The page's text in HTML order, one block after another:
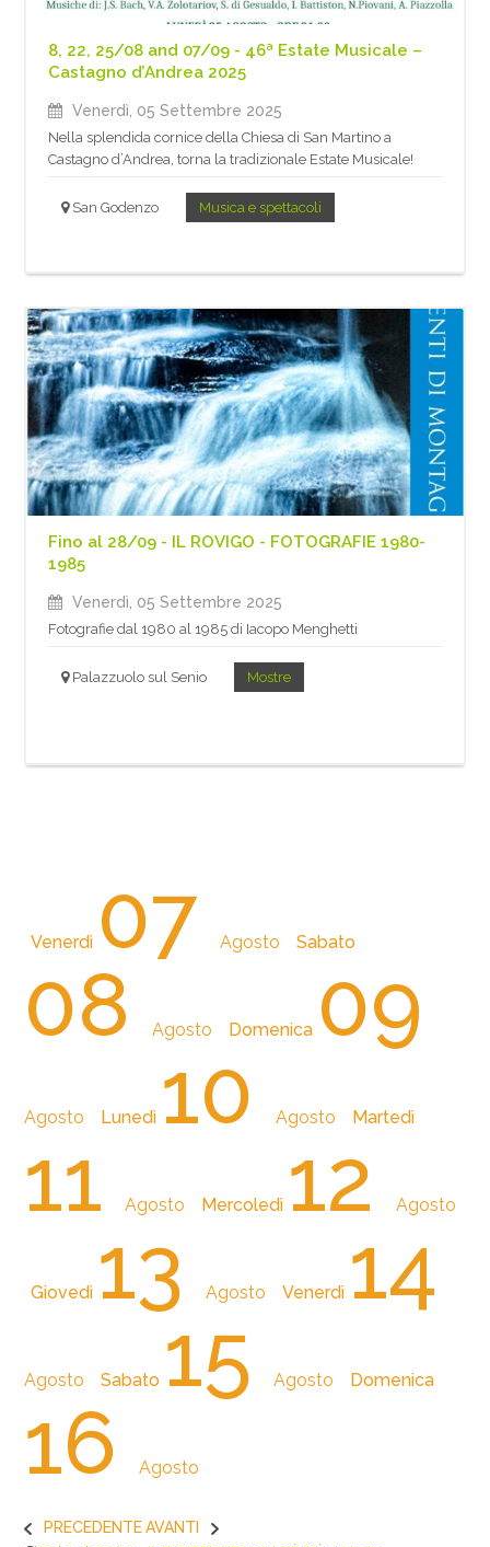
8, 22, 25/08 and 07/09 - 46ª Estate Musicale –
Castagno d’Andrea 2025
Venerdì, 05 Settembre 2025
Nella splendida cornice della Chiesa di San Martino a
Castagno d’Andrea, torna la tradizionale Estate Musicale!
San Godenzo Musica e spettacoli
Fino al 28/09 - IL ROVIGO - FOTOGRAFIE 1980-
1985
Venerdì, 05 Settembre 2025
Fotografie dal 1980 al 1985 di Iacopo Menghetti
Palazzuolo sul Senio Mostre
Venerdì 07Agosto Sabato
08Agosto Domenica 09
Agosto Lunedì 10Agosto Martedì
11Agosto Mercoledì 12Agosto
Giovedì 13Agosto Venerdì 14
Agosto Sabato 15Agosto Domenica
16Agosto
PRECEDENTE AVANTI